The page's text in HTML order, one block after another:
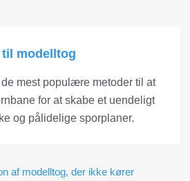
modelltog
mest populære metoder til at
for at skabe et uendeligt
og pålidelige sporplaner.